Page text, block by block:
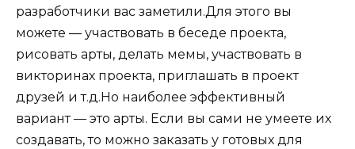
разработчики вас заметили.Для этого вы
можете — участвовать в беседе проекта,
рисовать арты, делать мемы, участвовать в
викторинах проекта, приглашать в проект
друзей и т.д.Но наиболее эффективный
вариант — это арты. Если вы сами не умеете их
создавать, то можно заказать у готовых для